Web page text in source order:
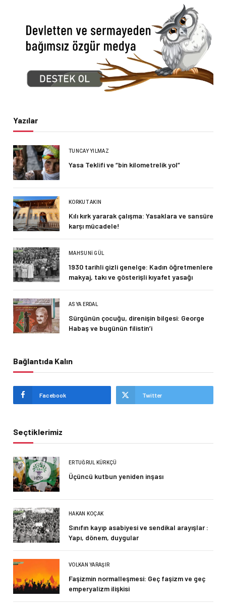
Yazılar
TUNCAY YILMAZ
Yasa Teklifi ve “bin kilometrelik yol”
KORKUT AKIN
Kılı kırk yararak çalışma: Yasaklara ve sansüre
karşı mücadele!
MAHSUNI GÜL
1930 tarihli gizli genelge: Kadın öğretmenlere
makyaj, takı ve gösterişli kıyafet yasağı
ASYA ERDAL
Sürgünün çocuğu, direnişin bilgesi: George
Habaş ve bugünün filistin’i
Bağlantıda Kalın
Facebook Twitter
Seçtiklerimiz
ERTUĞRUL KÜRKÇÜ
Üçüncü kutbun yeniden inşası
HAKAN KOÇAK
Sınıfın kayıp asabiyesi ve sendikal arayışlar :
Yapı, dönem, duygular
VOLKAN YARAŞIR
Faşizmin normalleşmesi: Geç faşizm ve geç
emperyalizm ilişkisi